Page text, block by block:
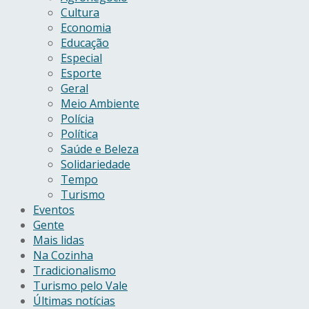
Cultura
Economia
Educação
Especial
Esporte
Geral
Meio Ambiente
Polícia
Política
Saúde e Beleza
Solidariedade
Tempo
Turismo
Eventos
Gente
Mais lidas
Na Cozinha
Tradicionalismo
Turismo pelo Vale
Últimas notícias